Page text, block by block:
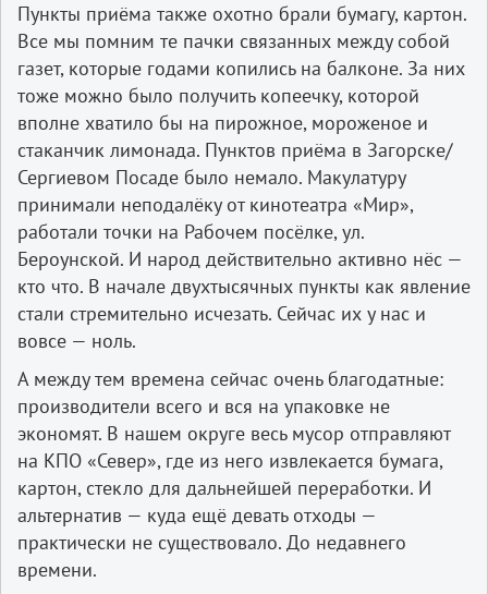
Пункты приёма также охотно брали бумагу, картон.
Все мы помним те пачки связанных между собой
газет, которые годами копились на балконе. За них
тоже можно было получить копеечку, которой
вполне хватило бы на пирожное, мороженое и
стаканчик лимонада. Пунктов приёма в Загорске/
Сергиевом Посаде было немало. Макулатуру
принимали неподалёку от кинотеатра «Мир»,
работали точки на Рабочем посёлке, ул.
Бероунской. И народ действительно активно нёс —
кто что. В начале двухтысячных пункты как явление
стали стремительно исчезать. Сейчас их у нас и
вовсе — ноль.
А между тем времена сейчас очень благодатные:
производители всего и вся на упаковке не
экономят. В нашем округе весь мусор отправляют
на КПО «Север», где из него извлекается бумага,
картон, стекло для дальнейшей переработки. И
альтернатив — куда ещё девать отходы —
практически не существовало. До недавнего
времени.